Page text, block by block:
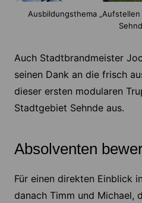
Ausbildungsthema
Auch Stadtbrandmeister
seinen Dank an die frisch
dieser ersten modularen
Stadtgebiet Sehnde aus.
Absolventen
Für einen direkten Einblick
danach Timm und Michael,